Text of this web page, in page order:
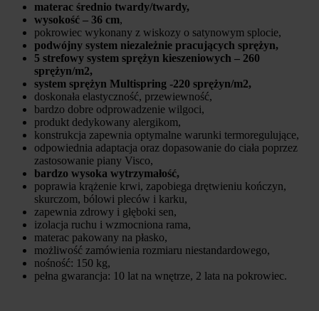
materac średnio twardy/twardy,
wysokość – 36 cm,
pokrowiec wykonany z wiskozy o satynowym splocie,
podwójny system niezależnie pracujących sprężyn,
5 strefowy system sprężyn kieszeniowych – 260
sprężyn/m2,
system sprężyn Multispring -220 sprężyn/m2,
doskonała elastyczność, przewiewność,
bardzo dobre odprowadzenie wilgoci,
produkt dedykowany alergikom,
konstrukcja zapewnia optymalne warunki termoregulujące,
odpowiednia adaptacja oraz dopasowanie do ciała poprzez
zastosowanie piany Visco,
bardzo wysoka wytrzymałość,
poprawia krążenie krwi, zapobiega drętwieniu kończyn,
skurczom, bólowi pleców i karku,
zapewnia zdrowy i głęboki sen,
izolacja ruchu i wzmocniona rama,
materac pakowany na płasko,
możliwość zamówienia rozmiaru niestandardowego,
nośność: 150 kg,
pełna gwarancja: 10 lat na wnętrze, 2 lata na pokrowiec.